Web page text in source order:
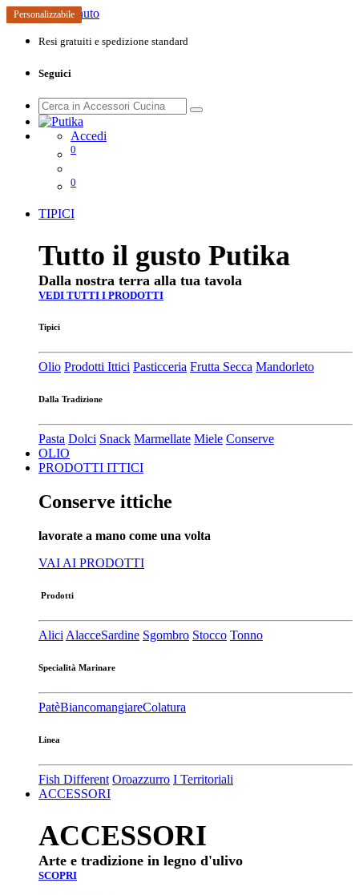
Passa al contenuto
Resi gratuiti e spedizione standard
Seguici
Accedi
0
0
TIPICI
Tutto il gusto Putika
Dalla nostra terra alla tua tavola
VEDI TUTTI I PRODOTTI
Tipici
Olio Prodotti Ittici Pasticceria Frutta Secca Mandorleto
Dalla Tradizione
Pasta Dolci Snack Marmellate Miele Conserve
OLIO
PRODOTTI ITTICI
Conserve ittiche
lavorate a mano come una volta
VAI AI PRODOTTI
Prodotti
Alici AlacceSardine Sgombro Stocco Tonno
Specialità Marinare
Patè​BiancomangiareColatura
Linea
Fish Different Oroazzurro I Territoriali
ACCESSORI
ACCESSORI
Arte e tradizione in legno d'ulivo
SCOPRI
Personalizzabile
Personalizzabile
Personalizzabile
Personalizzabile
Personalizzabile
Personalizzabile
Personalizzabile
Personalizzabile
Personalizzabile
Personalizzabile
Personalizzabile
Personalizzabile
Personalizzabile
Personalizzabile